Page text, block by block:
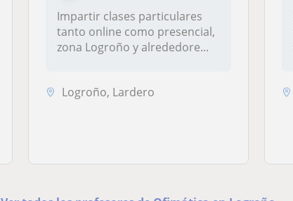
Impartir clases particulares
tanto online como presencial,
zona Logroño y alrededore...
Logroño, Lardero